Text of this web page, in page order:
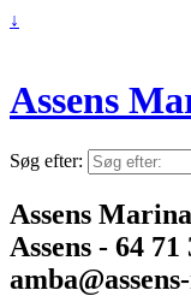
↓
Assens
Søg efter:
Assens
Assens - 64